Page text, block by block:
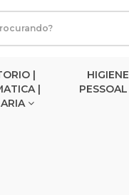
|
|
HIGIENE
PESSOAL